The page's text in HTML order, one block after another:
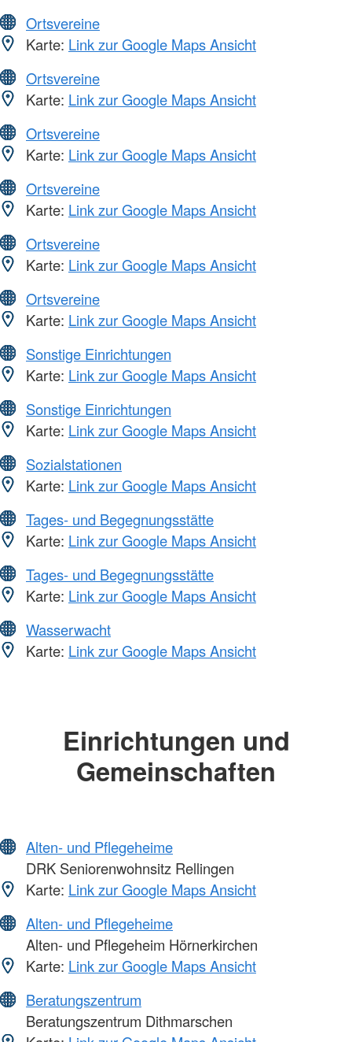
Ortsvereine
Karte: Link zur Google Maps Ansicht
Ortsvereine
Karte: Link zur Google Maps Ansicht
Ortsvereine
Karte: Link zur Google Maps Ansicht
Ortsvereine
Karte: Link zur Google Maps Ansicht
Ortsvereine
Karte: Link zur Google Maps Ansicht
Ortsvereine
Karte: Link zur Google Maps Ansicht
Sonstige Einrichtungen
Karte: Link zur Google Maps Ansicht
Sonstige Einrichtungen
Karte: Link zur Google Maps Ansicht
Sozialstationen
Karte: Link zur Google Maps Ansicht
Tages- und Begegnungsstätte
Karte: Link zur Google Maps Ansicht
Tages- und Begegnungsstätte
Karte: Link zur Google Maps Ansicht
Wasserwacht
Karte: Link zur Google Maps Ansicht
Einrichtungen und
Gemeinschaften
Alten- und Pflegeheime
DRK Seniorenwohnsitz Rellingen
Karte: Link zur Google Maps Ansicht
Alten- und Pflegeheime
Alten- und Pflegeheim Hörnerkirchen
Karte: Link zur Google Maps Ansicht
Beratungszentrum
Beratungszentrum Dithmarschen